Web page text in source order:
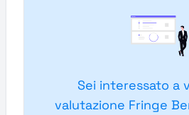
Sei interessato a
valutazione Fringe